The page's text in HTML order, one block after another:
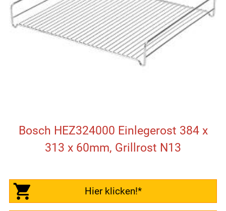
Bosch HEZ324000 Einlegerost 384 x
313 x 60mm, Grillrost N13
Hier klicken!*